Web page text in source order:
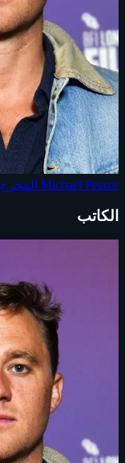
Michael Pearce المخرج
الكاتب